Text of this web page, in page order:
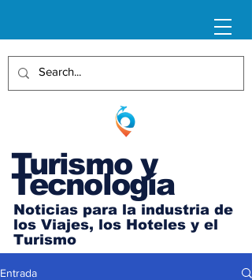
Turismo y
Tecnología
Noticias para la industria de
los Viajes, los Hoteles y el
Turismo
Entrada